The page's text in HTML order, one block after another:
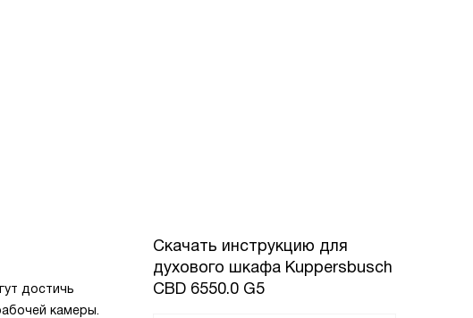
Скачать инструкцию для
духового шкафа Kuppersbusch
CBD 6550.0 G5
достичь
камеры.